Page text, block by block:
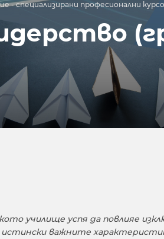
- специализирани професионални
училище успя да повлияе
истински важните